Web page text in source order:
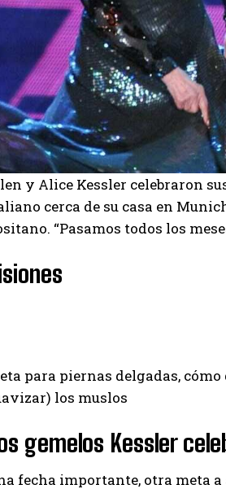
y Alice Kessler celebraron
cerca de su casa en
“Pasamos todos los
para piernas delgadas,
los muslos
gemelos Kessler
fecha importante, otra meta